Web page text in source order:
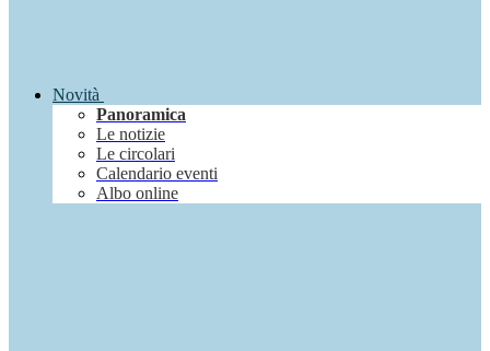
Novità
Panoramica
Le notizie
Le circolari
Calendario eventi
Albo online